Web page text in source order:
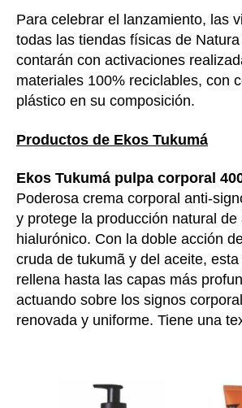
Para celebrar el lanzamiento, las
todas las tiendas físicas de
contarán con activaciones
materiales 100% reciclables, con
plástico en su composición.
Productos de Ekos Tukumá
Ekos Tukumá pulpa corporal
Poderosa crema corporal anti-
y protege la producción natural de
hialurónico. Con la doble acción
cruda de tukumã y del aceite, esta
rellena hasta las capas más
actuando sobre los signos
renovada y uniforme. Tiene una